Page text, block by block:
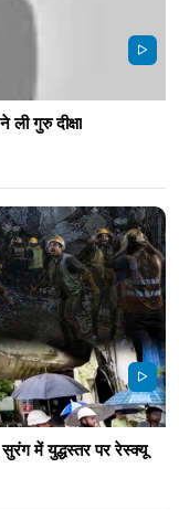
ली गुरु दीक्षा
में युद्धस्तर पर रेस्क्यू